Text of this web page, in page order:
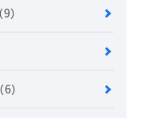
（9）
（6）